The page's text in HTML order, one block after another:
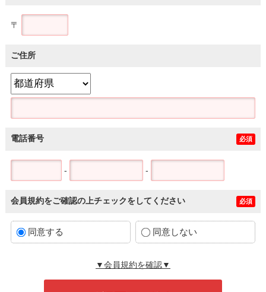
〒
ご住所
電話番号 必須
- -
会員規約をご確認の上チェックをしてください 必須
同意する 同意しない
▼会員規約を確認▼